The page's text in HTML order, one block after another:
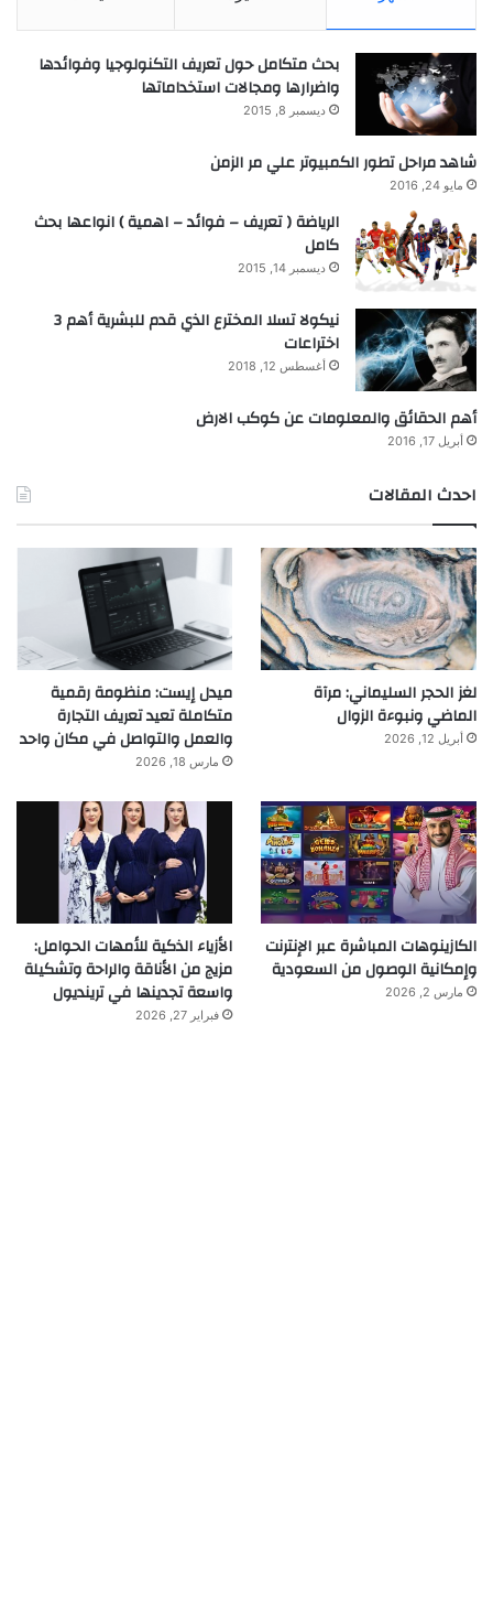
بحث متكامل حول تعريف التكنولوجيا وفوائدها
واضرارها ومجالات استخداماتها
ديسمبر 8, 2015
شاهد مراحل تطور الكمبيوتر علي مر الزمن
مايو 24, 2016
الرياضة ( تعريف – فوائد – اهمية ) انواعها بحث
كامل
ديسمبر 14, 2015
نيكولا تسلا المخترع الذي قدم للبشرية أهم 3
اختراعات
أغسطس 12, 2018
أهم الحقائق والمعلومات عن كوكب الارض
أبريل 17, 2016
احدث المقالات
لغز الحجر السليماني: مرآة
الماضي ونبوءة الزوال
أبريل 12, 2026
ميدل إيست: منظومة رقمية
متكاملة تعيد تعريف التجارة
والعمل والتواصل في مكان واحد
مارس 18, 2026
الكازينوهات المباشرة عبر الإنترنت
وإمكانية الوصول من السعودية
مارس 2, 2026
الأزياء الذكية للأمهات الحوامل:
مزيج من الأناقة والراحة وتشكيلة
واسعة تجدينها في ترينديول
فبراير 27, 2026